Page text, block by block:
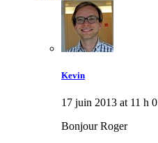
Kevin
17 juin 2013 at 11 h
Bonjour Roger